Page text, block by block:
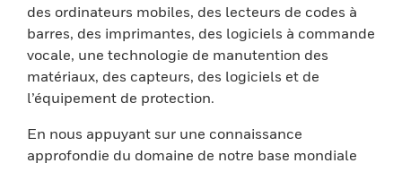
des ordinateurs mobiles, des lecteurs de codes à
barres, des imprimantes, des logiciels à commande
vocale, une technologie de manutention des
matériaux, des capteurs, des logiciels et de
l’équipement de protection.
En nous appuyant sur une connaissance
approfondie du domaine de notre base mondiale